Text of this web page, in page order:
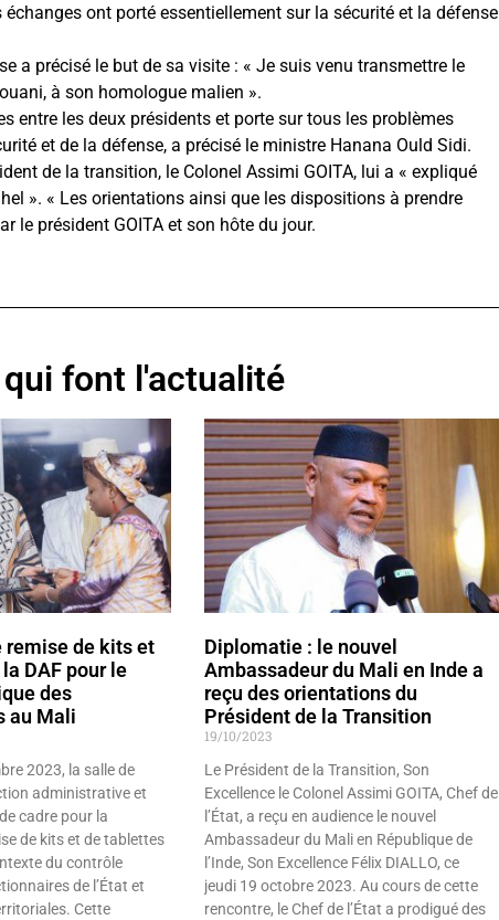
ont porté essentiellement sur la sécurité et la défense
a précisé le but de sa visite : « Je suis venu transmettre le
à son homologue malien ».
entre les deux présidents et porte sur tous les problèmes
et de la défense, a précisé le ministre Hanana Ould Sidi.
de la transition, le Colonel Assimi GOITA, lui a « expliqué
». « Les orientations ainsi que les dispositions à prendre
le président GOITA et son hôte du jour.
font l'actualité
remise de kits et
DAF pour le
des
au Mali
2023, la salle de
administrative et
cadre pour la
de kits et de tablettes
du contrôle
de l’État et
Cette
Diplomatie : le nouvel
Ambassadeur du Mali en Inde a
reçu des orientations du
Président de la Transition
19/10/2023
Le Président de la Transition, Son
Excellence le Colonel Assimi GOITA, Chef de
l’État, a reçu en audience le nouvel
Ambassadeur du Mali en République de
l’Inde, Son Excellence Félix DIALLO, ce
jeudi 19 octobre 2023. Au cours de cette
rencontre, le Chef de l’État a prodigué des